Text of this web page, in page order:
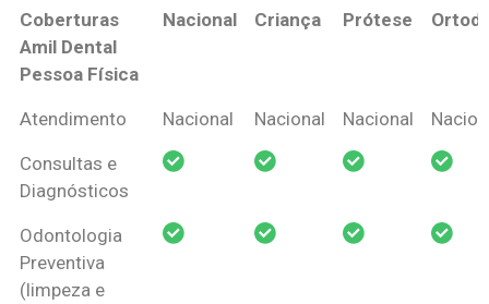
Coberturas
Amil Dental
Pessoa Física
Nacional Criança Prótese
Coberturas
Pessoa Física
Nacional Criança Prótese
Atendimento Nacional Nacional Nacional
Consultas e
Diagnósticos
Odontologia
Preventiva
(limpeza e